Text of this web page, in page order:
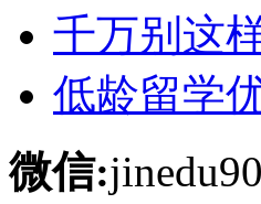
千万别这
低龄留学
微信: